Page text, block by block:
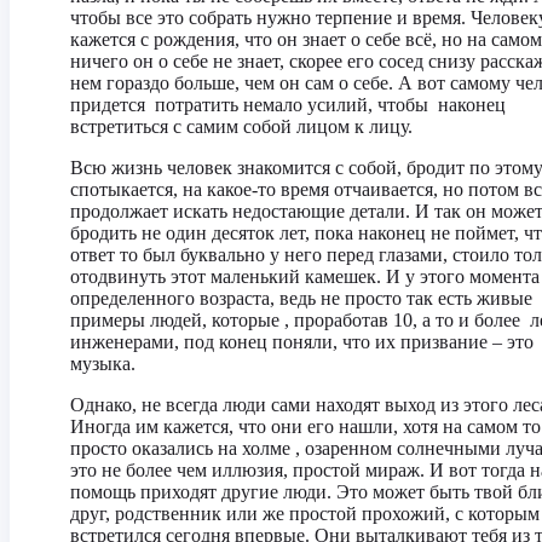
чтобы все это собрать нужно терпение и время.
кажется с рождения, что он знает о себе всё, но на
ничего он о себе не знает, скорее его сосед снизу
нем гораздо больше, чем он сам о себе. А вот самому
придется потратить немало усилий, чтобы наконец
встретиться с самим собой лицом к лицу.
Всю жизнь человек знакомится с собой, бродит по
спотыкается, на какое-то время отчаивается, но потом
продолжает искать недостающие детали. И так он может
бродить не один десяток лет, пока наконец не поймет,
ответ то был буквально у него перед глазами, стоило
отодвинуть этот маленький камешек. И у этого момента
определенного возраста, ведь не просто так есть живые
примеры людей, которые , проработав 10, а то и более
инженерами, под конец поняли, что их призвание – это
музыка.
Однако, не всегда люди сами находят выход из этого
Иногда им кажется, что они его нашли, хотя на самом
просто оказались на холме , озаренном солнечными
это не более чем иллюзия, простой мираж. И вот тогда
помощь приходят другие люди. Это может быть твой
друг, родственник или же простой прохожий, с
встретился сегодня впервые. Они выталкивают тебя из